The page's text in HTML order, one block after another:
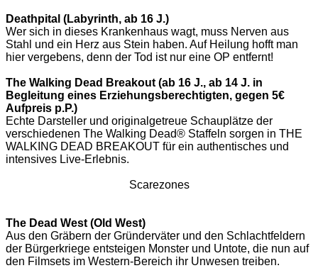
Deathpital (Labyrinth, ab 16 J.)
Wer sich in dieses Krankenhaus wagt, muss Nerven aus
Stahl und ein Herz aus Stein haben. Auf Heilung hofft man
hier vergebens, denn der Tod ist nur eine OP entfernt!
The Walking Dead Breakout (ab 16 J., ab 14 J. in
Begleitung eines Erziehungsberechtigten, gegen 5€
Aufpreis p.P.)
Echte Darsteller und originalgetreue Schauplätze der
verschiedenen The Walking Dead® Staffeln sorgen in THE
WALKING DEAD BREAKOUT für ein authentisches und
intensives Live-Erlebnis.
Scarezones
The Dead West (Old West)
Aus den Gräbern der Gründerväter und den Schlachtfeldern
der Bürgerkriege entsteigen Monster und Untote, die nun auf
den Filmsets im Western-Bereich ihr Unwesen treiben.